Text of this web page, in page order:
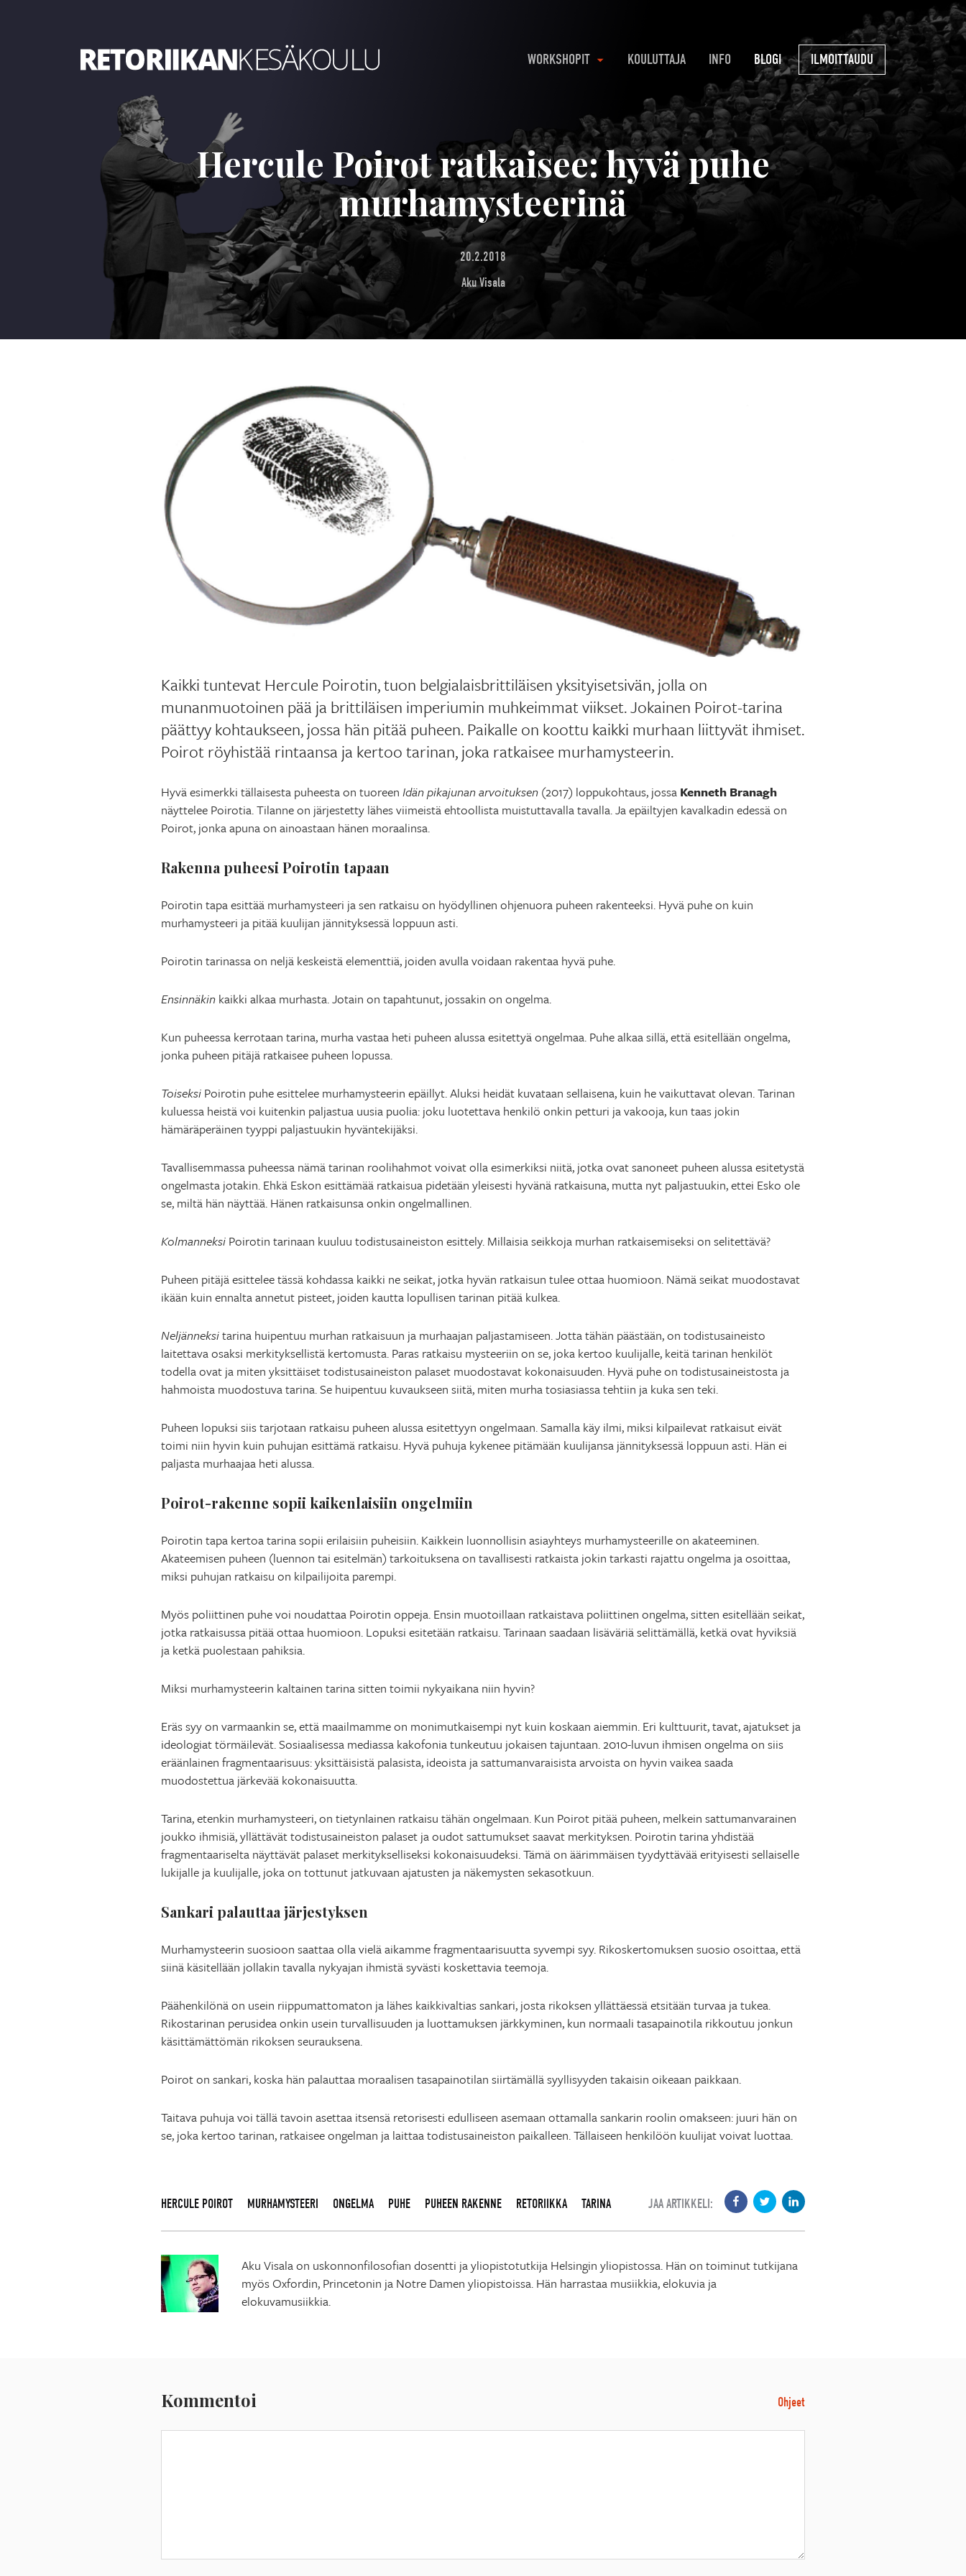
WORKSHOPIT KOULUTTAJA INFO BLOGI ILMOITTAUDU
Hercule Poirot ratkaisee: hyvä puhe
murhamysteerinä
20.2.2018
Aku Visala
Kaikki tuntevat Hercule Poirotin, tuon belgialaisbrittiläisen yksityisetsivän, jolla on
munanmuotoinen pää ja brittiläisen imperiumin muhkeimmat viikset. Jokainen Poirot-tarina
päättyy kohtaukseen, jossa hän pitää puheen. Paikalle on koottu kaikki murhaan liittyvät ihmiset.
Poirot röyhistää rintaansa ja kertoo tarinan, joka ratkaisee murhamysteerin.
Hyvä esimerkki tällaisesta puheesta on tuoreen Idän pikajunan arvoituksen (2017) loppukohtaus, jossa Kenneth Branagh
näyttelee Poirotia. Tilanne on järjestetty lähes viimeistä ehtoollista muistuttavalla tavalla. Ja epäiltyjen kavalkadin edessä on
Poirot, jonka apuna on ainoastaan hänen moraalinsa.
Rakenna puheesi Poirotin tapaan
Poirotin tapa esittää murhamysteeri ja sen ratkaisu on hyödyllinen ohjenuora puheen rakenteeksi. Hyvä puhe on kuin
murhamysteeri ja pitää kuulijan jännityksessä loppuun asti.
Poirotin tarinassa on neljä keskeistä elementtiä, joiden avulla voidaan rakentaa hyvä puhe.
Ensinnäkin kaikki alkaa murhasta. Jotain on tapahtunut, jossakin on ongelma.
Kun puheessa kerrotaan tarina, murha vastaa heti puheen alussa esitettyä ongelmaa. Puhe alkaa sillä, että esitellään ongelma,
jonka puheen pitäjä ratkaisee puheen lopussa.
Toiseksi Poirotin puhe esittelee murhamysteerin epäillyt. Aluksi heidät kuvataan sellaisena, kuin he vaikuttavat olevan. Tarinan
kuluessa heistä voi kuitenkin paljastua uusia puolia: joku luotettava henkilö onkin petturi ja vakooja, kun taas jokin
hämäräperäinen tyyppi paljastuukin hyväntekijäksi.
Tavallisemmassa puheessa nämä tarinan roolihahmot voivat olla esimerkiksi niitä, jotka ovat sanoneet puheen alussa esitetystä
ongelmasta jotakin. Ehkä Eskon esittämää ratkaisua pidetään yleisesti hyvänä ratkaisuna, mutta nyt paljastuukin, ettei Esko ole
se, miltä hän näyttää. Hänen ratkaisunsa onkin ongelmallinen.
Kolmanneksi Poirotin tarinaan kuuluu todistusaineiston esittely. Millaisia seikkoja murhan ratkaisemiseksi on selitettävä?
Puheen pitäjä esittelee tässä kohdassa kaikki ne seikat, jotka hyvän ratkaisun tulee ottaa huomioon. Nämä seikat muodostavat
ikään kuin ennalta annetut pisteet, joiden kautta lopullisen tarinan pitää kulkea.
Neljänneksitarina huipentuu murhan ratkaisuun ja murhaajan paljastamiseen. Jotta tähän päästään, on todistusaineisto
laitettava osaksi merkityksellistä kertomusta. Paras ratkaisu mysteeriin on se, joka kertoo kuulijalle, keitä tarinan henkilöt
todella ovat ja miten yksittäiset todistusaineiston palaset muodostavat kokonaisuuden. Hyvä puhe on todistusaineistosta ja
hahmoista muodostuva tarina. Se huipentuu kuvaukseen siitä, miten murha tosiasiassa tehtiin ja kuka sen teki.
Puheen lopuksi siis tarjotaan ratkaisu puheen alussa esitettyyn ongelmaan. Samalla käy ilmi, miksi kilpailevat ratkaisut eivät
toimi niin hyvin kuin puhujan esittämä ratkaisu. Hyvä puhuja kykenee pitämään kuulijansa jännityksessä loppuun asti. Hän ei
paljasta murhaajaa heti alussa.
Poirot-rakenne sopii kaikenlaisiin ongelmiin
Poirotin tapa kertoa tarina sopii erilaisiin puheisiin. Kaikkein luonnollisin asiayhteys murhamysteerille on akateeminen.
Akateemisen puheen (luennon tai esitelmän) tarkoituksena on tavallisesti ratkaista jokin tarkasti rajattu ongelma ja osoittaa,
miksi puhujan ratkaisu on kilpailijoita parempi.
Myös poliittinen puhe voi noudattaa Poirotin oppeja. Ensin muotoillaan ratkaistava poliittinen ongelma, sitten esitellään seikat,
jotka ratkaisussa pitää ottaa huomioon. Lopuksi esitetään ratkaisu. Tarinaan saadaan lisäväriä selittämällä, ketkä ovat hyviksiä
ja ketkä puolestaan pahiksia.
Miksi murhamysteerin kaltainen tarina sitten toimii nykyaikana niin hyvin?
Eräs syy on varmaankin se, että maailmamme on monimutkaisempi nyt kuin koskaan aiemmin. Eri kulttuurit, tavat, ajatukset ja
ideologiat törmäilevät. Sosiaalisessa mediassa kakofonia tunkeutuu jokaisen tajuntaan. 2010-luvun ihmisen ongelma on siis
eräänlainen fragmentaarisuus: yksittäisistä palasista, ideoista ja sattumanvaraisista arvoista on hyvin vaikea saada
muodostettua järkevää kokonaisuutta.
Tarina, etenkin murhamysteeri, on tietynlainen ratkaisu tähän ongelmaan. Kun Poirot pitää puheen, melkein sattumanvarainen
joukko ihmisiä, yllättävät todistusaineiston palaset ja oudot sattumukset saavat merkityksen. Poirotin tarina yhdistää
fragmentaariselta näyttävät palaset merkitykselliseksi kokonaisuudeksi. Tämä on äärimmäisen tyydyttävää erityisesti sellaiselle
lukijalle ja kuulijalle, joka on tottunut jatkuvaan ajatusten ja näkemysten sekasotkuun.
Sankari palauttaa järjestyksen
Murhamysteerin suosioon saattaa olla vielä aikamme fragmentaarisuutta syvempi syy. Rikoskertomuksen suosio osoittaa, että
siinä käsitellään jollakin tavalla nykyajan ihmistä syvästi koskettavia teemoja.
Päähenkilönä on usein riippumattomaton ja lähes kaikkivaltias sankari, josta rikoksen yllättäessä etsitään turvaa ja tukea.
Rikostarinan perusidea onkin usein turvallisuuden ja luottamuksen järkkyminen, kun normaali tasapainotila rikkoutuu jonkun
käsittämättömän rikoksen seurauksena.
Poirot on sankari, koska hän palauttaa moraalisen tasapainotilan siirtämällä syyllisyyden takaisin oikeaan paikkaan.
Taitava puhuja voi tällä tavoin asettaa itsensä retorisesti edulliseen asemaan ottamalla sankarin roolin omakseen: juuri hän on
se, joka kertoo tarinan, ratkaisee ongelman ja laittaa todistusaineiston paikalleen. Tällaiseen henkilöön kuulijat voivat luottaa.
HERCULE POIROT MURHAMYSTEERI ONGELMA PUHE PUHEEN RAKENNE RETORIIKKA TARINA JAA ARTIKKELI:
Aku Visala on uskonnonfilosofian dosentti ja yliopistotutkija Helsingin yliopistossa. Hän on toiminut tutkijana
myös Oxfordin, Princetonin ja Notre Damen yliopistoissa. Hän harrastaa musiikkia, elokuvia ja
elokuvamusiikkia.
Kommentoi Ohjeet